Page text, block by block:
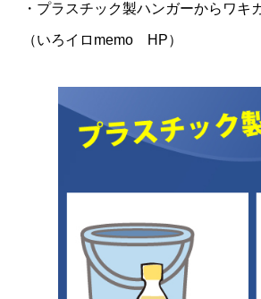
・プラスチック製ハンガーからワ
（いろイロmemo HP）